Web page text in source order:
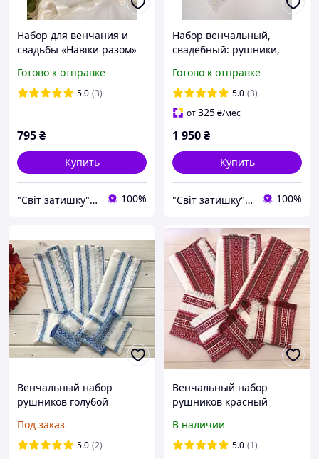
Набор для венчания и
свадьбы «Навіки разом»
Готово к отправке
5.0 (3)
795₴
Купить
"Світ затишку" интернет-магазин текстиля и швейной фурнитуры 100%
Набор венчальный,
свадебный: рушники,
Готово к отправке
5.0 (3)
от325₴/мес
1 950₴
Купить
"Світ затишку" интернет-магазин текстиля и швейной фурнитуры 100%
Венчальный набор
рушников голубой
2 рушники на иконы, 1
для рук, 4 салфетки
Под заказ
5.0 (2)
Венчальный набор
рушников красный
рушники на иконы, 1 для
рук, 4 салфетки
В наличии
5.0 (1)